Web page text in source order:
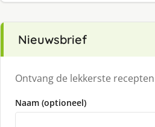
Nieuwsbrief
Ontvang de lekkerste
Naam (optioneel)